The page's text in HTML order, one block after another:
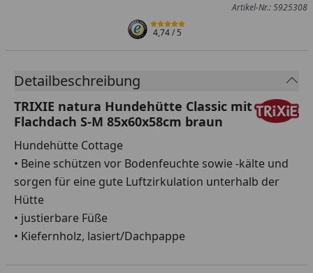
Artikel-Nr.: 5925308
4,74/ 5
Detailbeschreibung
TRIXIE natura Hundehütte Classic mit
Flachdach S-M 85x60x58cm braun
Hundehütte Cottage
• Beine schützen vor Bodenfeuchte sowie -kälte und
sorgen für eine gute Luftzirkulation unterhalb der
Hütte
• justierbare Füße
• Kiefernholz, lasiert/Dachpappe